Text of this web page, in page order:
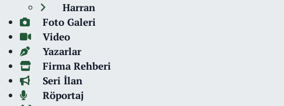
Harran
Foto Galeri
Video
Yazarlar
Firma Rehberi
Seri İlan
Röportaj